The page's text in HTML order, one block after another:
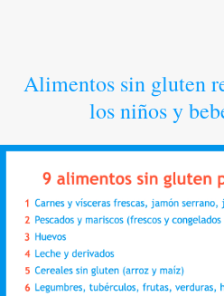
Alimentos sin gluten
los niños y